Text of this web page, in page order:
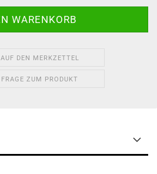
AUF DEN MERKZETTEL
FRAGE ZUM PRODUKT